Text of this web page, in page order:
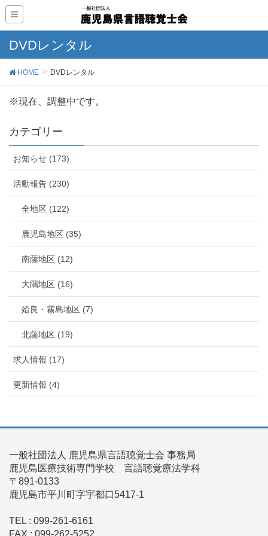
DVDレンタル
HOME DVDレンタル
※現在、調整中です。
カテゴリー
お知らせ (173)
活動報告 (230)
全地区 (122)
鹿児島地区 (35)
南薩地区 (12)
大隅地区 (16)
姶良・霧島地区 (7)
北薩地区 (19)
求人情報 (17)
更新情報 (4)
一般社団法人 鹿児島県言語聴覚士会 事務局
鹿児島医療技術専門学校 言語聴覚療法学科
〒891-0133
鹿児島市平川町字宇都口5417-1
TEL : 099-261-6161
FAX : 099-262-5252